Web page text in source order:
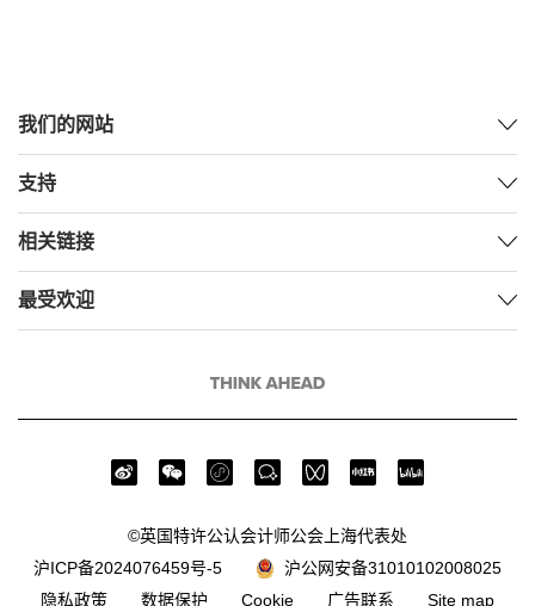
我们的网站
支持
相关链接
最受欢迎
©英国特许公认会计师公会上海代表处
沪ICP备2024076459号-5
沪公网安备31010102008025
隐私政策
数据保护 Cookie 广告联系 Site map